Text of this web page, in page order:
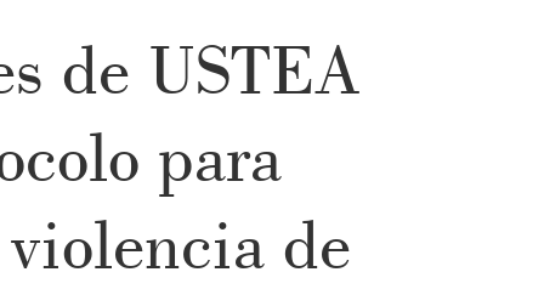
de USTEA
para
de